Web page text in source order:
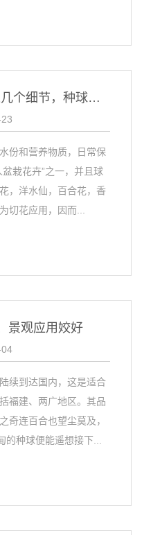
秋季栽培郁金香，注意这几个细节，种球不霉变、开花质量高
份和营养物质，日常保
栽花卉”之一，并且球
，洋水仙，百合花，香
切花应用，因而...
景观应用姣好
续到达国内，这是适合
福建、两广地区。其品
奇连百合也望尘莫及，
的种球便能遥想接下...